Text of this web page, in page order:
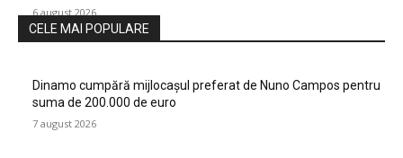
6 august 2026
CELE MAI POPULARE
Dinamo cumpără mijlocașul preferat de Nuno Campos pentru
suma de 200.000 de euro
7 august 2026